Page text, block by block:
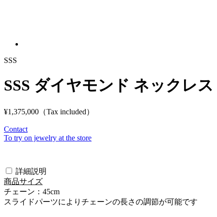
SSS
SSS ダイヤモンド ネックレス
¥1,375,000 （Tax included）
Contact
To try on jewelry at the store
詳細説明
商品サイズ
チェーン：45cm
スライドパーツによりチェーンの長さの調節が可能です